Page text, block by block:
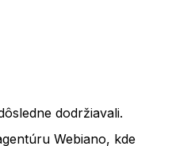
dodržiavali.
Webiano, kde